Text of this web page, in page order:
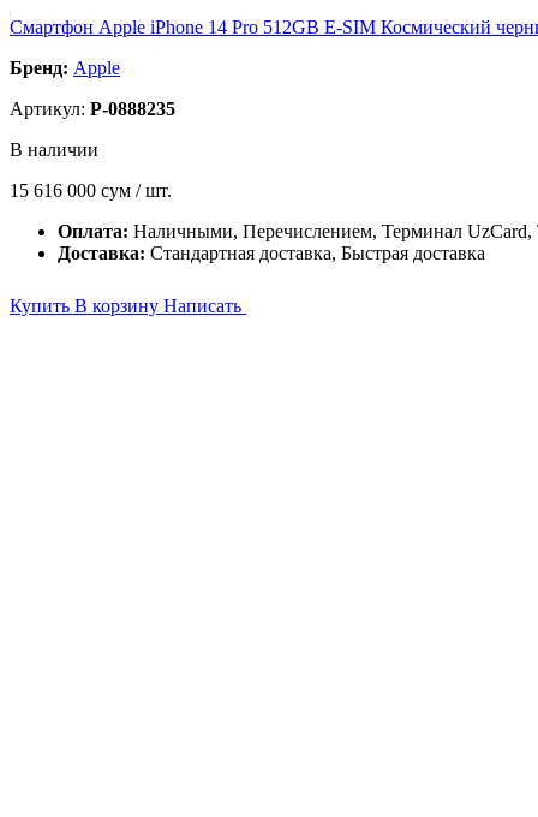
Смартфон Apple iPhone 14 Pro 512GB E-SIM Космический
Бренд: Apple
Артикул: P-0888235
В наличии
15 616 000 сум / шт.
Оплата: Наличными, Перечислением, Терминал
Доставка: Стандартная доставка, Быстрая доставка
Купить В корзину Написать